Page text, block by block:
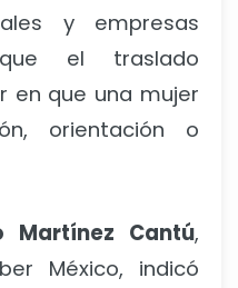
y empresas
el traslado
en que una mujer
orientación o
Martínez Cantú,
México, indicó